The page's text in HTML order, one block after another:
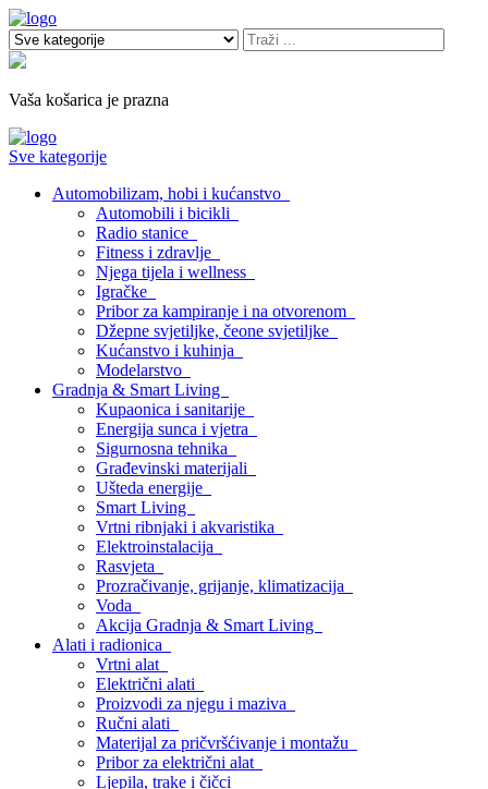
Vaša košarica je prazna
Sve kategorije
Automobilizam, hobi i kućanstvo
Automobili i bicikli
Radio stanice
Fitness i zdravlje
Njega tijela i wellness
Igračke
Pribor za kampiranje i na otvorenom
Džepne svjetiljke, čeone svjetiljke
Kućanstvo i kuhinja
Modelarstvo
Gradnja & Smart Living
Kupaonica i sanitarije
Energija sunca i vjetra
Sigurnosna tehnika
Građevinski materijali
Ušteda energije
Smart Living
Vrtni ribnjaki i akvaristika
Elektroinstalacija
Rasvjeta
Prozračivanje, grijanje, klimatizacija
Voda
Akcija Gradnja & Smart Living
Alati i radionica
Vrtni alat
Električni alati
Proizvodi za njegu i maziva
Ručni alati
Materijal za pričvršćivanje i montažu
Pribor za električni alat
Ljepila, trake i čičci